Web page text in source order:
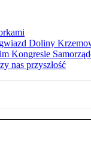
Doliny
Kongresie
nas przyszłość